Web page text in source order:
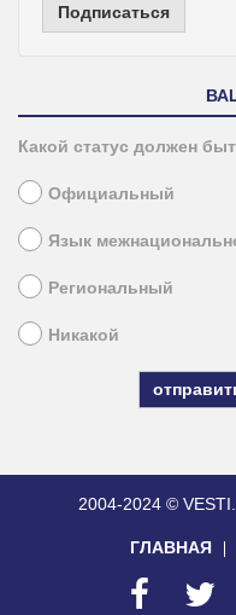
Подписаться
Какой статус должен
Официальный
Язык
Региональный
Никакой
2004-2024 ©
ГЛАВНАЯ